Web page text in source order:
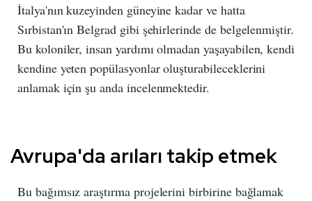
İtalya'nın kuzeyinden güneyine kadar ve hatta
Sırbistan'ın Belgrad gibi şehirlerinde de belgelenmiştir.
Bu koloniler, insan yardımı olmadan yaşayabilen, kendi
kendine yeten popülasyonlar oluşturabileceklerini
anlamak için şu anda incelenmektedir.
Avrupa'da arıları takip etmek
Bu bağımsız araştırma projelerini birbirine bağlamak